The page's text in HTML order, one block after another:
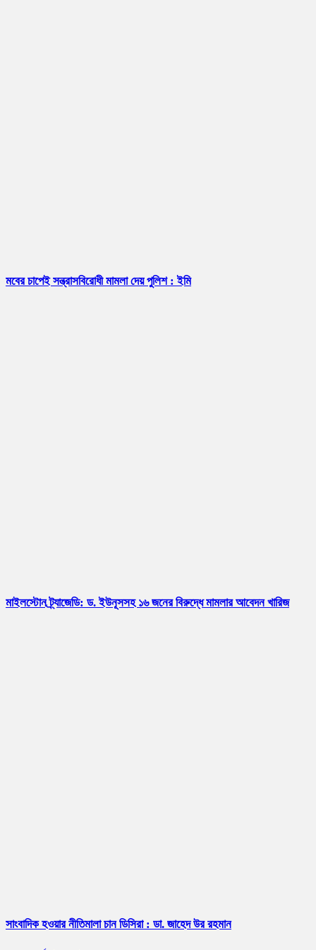
মবের চাপেই সন্ত্রাসবিরোধী মামলা দেয় পুলিশ : ইমি
মাইলস্টোন ট্র্যাজেডি: ড. ইউনূসসহ ১৬ জনের বিরুদ্ধে মামলার আবেদন খারিজ
সাংবাদিক হওয়ার নীতিমালা চান ডিসিরা : ডা. জাহেদ উর রহমান